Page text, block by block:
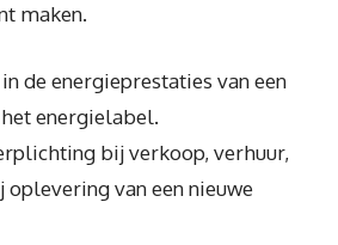
maken.
de energieprestaties van een
energielabel.
bij verkoop, verhuur,
oplevering van een nieuwe